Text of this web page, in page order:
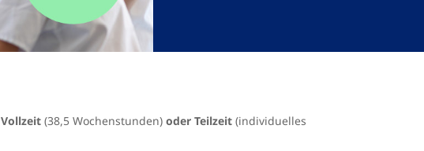
Vollzeit (38,5 Wochenstunden) oder Teilzeit (individuelles